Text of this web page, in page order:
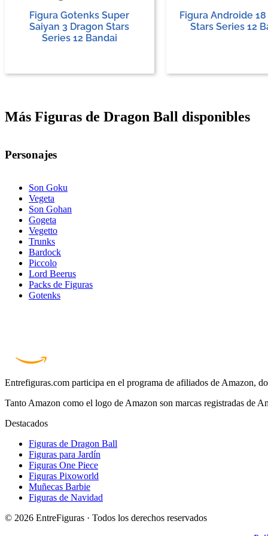
Figura Gotenks Super
Saiyan 3 Dragon Stars
Series 12 Bandai
Figura Androide
Stars Series 12
Más Figuras de Dragon Ball disponibles
Personajes
Son Goku
Vegeta
Son Gohan
Gogeta
Vegetto
Trunks
Bardock
Piccolo
Lord Beerus
Packs de Figuras
Gotenks
Entrefiguras.com participa en el programa de afiliados de Amazon,
Tanto Amazon como el logo de Amazon son marcas registradas de
Destacados
Figuras de Dragon Ball
Figuras para Jardín
Figuras One Piece
Figuras Pixoworld
Muñecas Barbie
Figuras de Navidad
© 2026 EntreFiguras · Todos los derechos reservados